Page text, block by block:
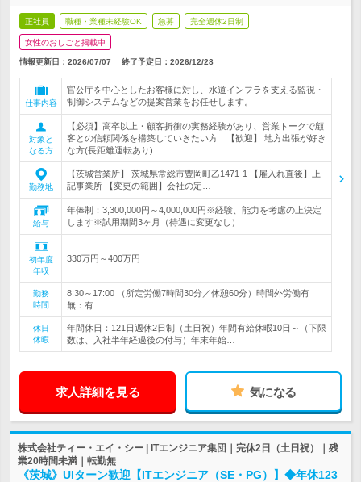
正社員 職種・業種未経験OK 急募 完全週休2日制
女性のおしごと掲載中
情報更新日：2026/07/07 終了予定日： 2026/12/28
仕事内容
官公庁を中心としたお客様に対し、水道インフラを支える監視・
制御システムなどの提案営業をお任せします。
対象と
なる方
【必須】高卒以上・顧客折衝の実務経験があり、営業トークで顧
客との信頼関係を構築していきたい方 【歓迎】 地方出張が好き
な方(長距離運転あり)
勤務地
【茨城営業所】 茨城県常総市豊岡町乙1471-1 【雇入れ直後】上
記事業所 【変更の範囲】会社の定…
給与
年俸制：3,300,000円～4,000,000円※経験、能力を考慮の上決定
します※試用期間3ヶ月（待遇に変更なし）
初年度
年収
330万円～400万円
勤務
時間
8:30～17:00 （所定労働7時間30分／休憩60分）時間外労働有
無：有
休日
休暇
年間休日：121日週休2日制（土日祝）年間有給休暇10日～（下限
数は、入社半年経過後の付与）年末年始…
求人詳細を見る 気になる
株式会社ティー・エイ・シー | ITエンジニア集団｜完休2日（土日祝）｜残
業20時間未満｜転勤無
《茨城》UIターン歓迎【ITエンジニア（SE・PG）】◆年休123